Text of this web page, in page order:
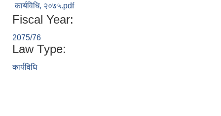
कार्यविधि, २०७५.pdf
Fiscal Year:
2075/76
Law Type:
कार्यविधि